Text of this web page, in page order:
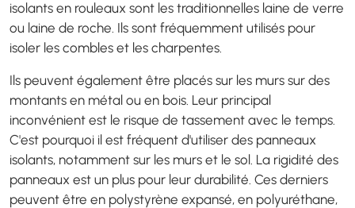
isolants en rouleaux sont les traditionnelles laine de verre
ou laine de roche. Ils sont fréquemment utilisés pour
isoler les combles et les charpentes.
Ils peuvent également être placés sur les murs sur des
montants en métal ou en bois. Leur principal
inconvénient est le risque de tassement avec le temps.
C'est pourquoi il est fréquent d'utiliser des panneaux
isolants, notamment sur les murs et le sol. La rigidité des
panneaux est un plus pour leur durabilité. Ces derniers
peuvent être en polystyrène expansé, en polyuréthane,